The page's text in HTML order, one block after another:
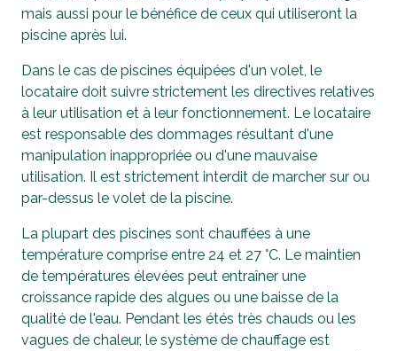
mais aussi pour le bénéfice de ceux qui utiliseront la
piscine après lui.
Dans le cas de piscines équipées d'un volet, le
locataire doit suivre strictement les directives relatives
à leur utilisation et à leur fonctionnement. Le locataire
est responsable des dommages résultant d'une
manipulation inappropriée ou d'une mauvaise
utilisation. Il est strictement interdit de marcher sur ou
par-dessus le volet de la piscine.
La plupart des piscines sont chauffées à une
température comprise entre 24 et 27 °C. Le maintien
de températures élevées peut entraîner une
croissance rapide des algues ou une baisse de la
qualité de l'eau. Pendant les étés très chauds ou les
vagues de chaleur, le système de chauffage est